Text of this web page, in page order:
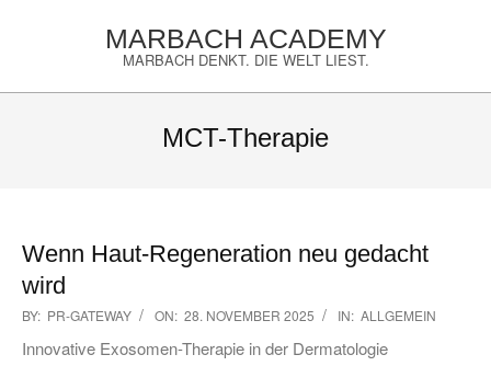
MARBACH ACADEMY
MARBACH DENKT. DIE WELT LIEST.
MCT-Therapie
Wenn Haut-Regeneration neu gedacht
wird
2025-
11-
BY: PR-GATEWAY ON: 28. NOVEMBER 2025 IN: ALLGEMEIN
Innovative Exosomen-Therapie in der Dermatologie